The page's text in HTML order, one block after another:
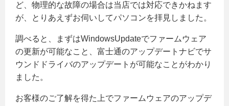
ど、物理的な故障の場合は当店では対応できかねます
が、とりあえずお伺いしてパソコンを拝見しました。
調べると、まずはWindowsUpdateでファームウェア
の更新が可能なこと、富士通のアップデートナビでサ
ウンドドライバのアップデートが可能なことがわかり
ました。
お客様のご了解を得た上でファームウェアのアップデ